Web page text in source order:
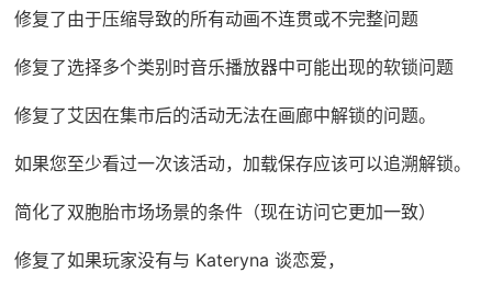
修复了由于压缩导致的所有动画不连贯或不完整问题
修复了选择多个类别时音乐播放器中可能出现的软锁问题
修复了艾因在集市后的活动无法在画廊中解锁的问题。
如果您至少看过一次该活动，加载保存应该可以追溯解锁。
简化了双胞胎市场场景的条件（现在访问它更加一致）
修复了如果玩家没有与 Kateryna 谈恋爱，